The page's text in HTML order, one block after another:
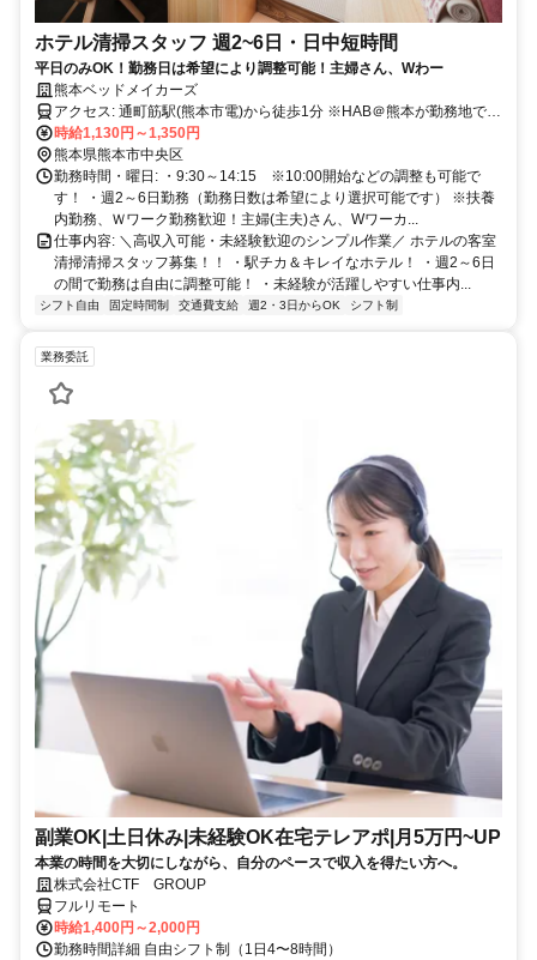
ホテル清掃スタッフ 週2~6日・日中短時間
平日のみOK！勤務日は希望により調整可能！主婦さん、Wわー
熊本ベッドメイカーズ
アクセス: 通町筋駅(熊本市電)から徒歩1分 ※HAB＠熊本が勤務地です
♪
時給1,130円～1,350円
熊本県熊本市中央区
勤務時間・曜日: ・9:30～14:15 ※10:00開始などの調整も可能で
す！ ・週2～6日勤務（勤務日数は希望により選択可能です） ※扶養
内勤務、Ｗワーク勤務歓迎！主婦(主夫)さん、Wワーカ...
仕事内容: ＼高収入可能・未経験歓迎のシンプル作業／ ホテルの客室
清掃清掃スタッフ募集！！ ・駅チカ＆キレイなホテル！ ・週2～6日
の間で勤務は自由に調整可能！ ・未経験が活躍しやすい仕事内...
シフト自由 固定時間制 交通費支給 週2・3日からOK シフト制
業務委託
副業OK|土日休み|未経験OK在宅テレアポ|月5万円~UP
本業の時間を大切にしながら、自分のペースで収入を得たい方へ。
株式会社CTF GROUP
フルリモート
時給1,400円～2,000円
勤務時間詳細 自由シフト制（1日4〜8時間）